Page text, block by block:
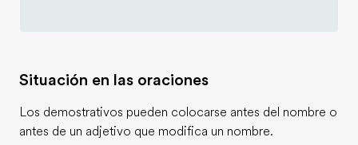
Situación en las oraciones
Los demostrativos pueden colocarse antes del nombre o
antes de un adjetivo que modifica un nombre.